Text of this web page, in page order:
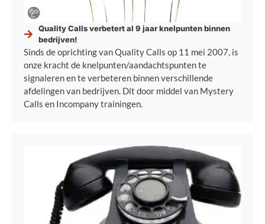
Quality Calls verbetert al 9 jaar knelpunten binnen
bedrijven!
Sinds de oprichting van Quality Calls op 11 mei 2007, is
onze kracht de knelpunten/aandachtspunten te
signaleren en te verbeteren binnen verschillende
afdelingen van bedrijven. Dit door middel van Mystery
Calls en Incompany trainingen.